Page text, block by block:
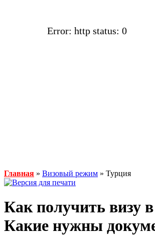
Error: http status: 0
Главная » Визовый режим » Турция
Как получить визу
Какие нужны